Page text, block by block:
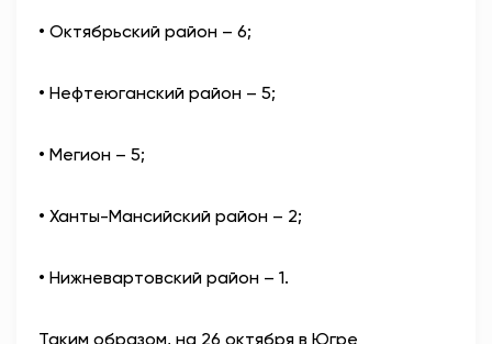
• Октябрьский район – 6;
• Нефтеюганский район – 5;
• Мегион – 5;
• Ханты-Мансийский район – 2;
• Нижневартовский район – 1.
Таким образом, на 26 октября в Югре